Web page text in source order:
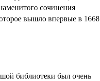
сочинения
вышло впервые в 1668
библиотеки был очень